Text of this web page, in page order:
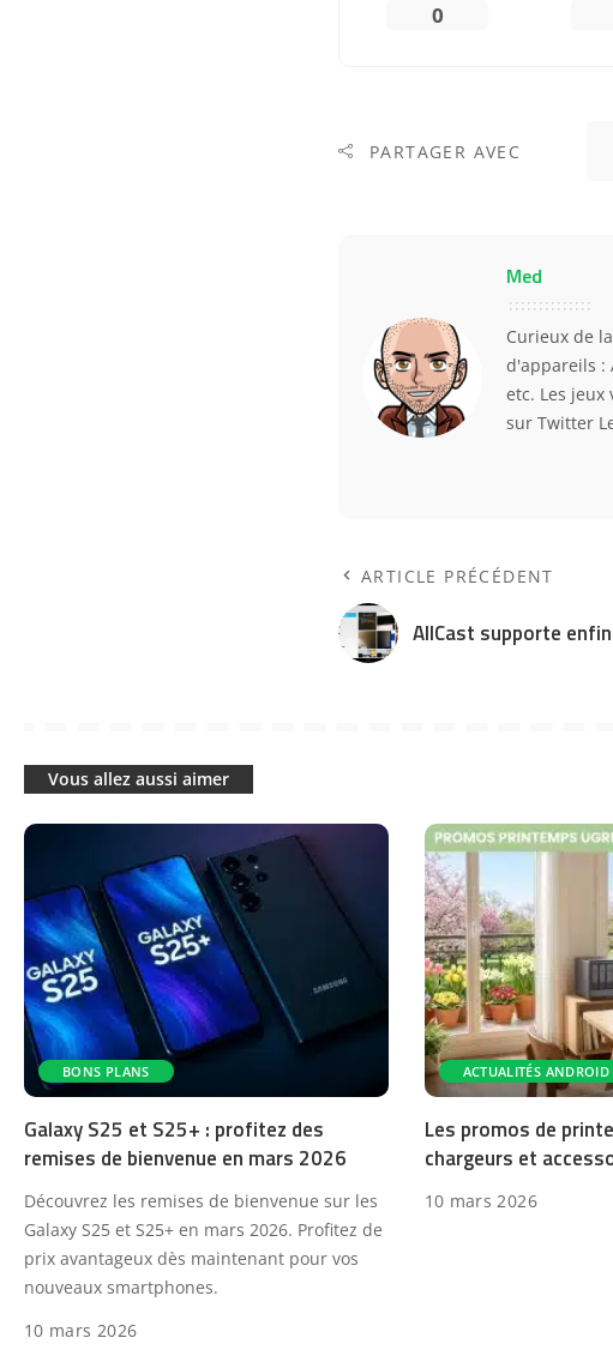
0
PARTAGER AVEC
Med
Curieux de
d'appareils :
etc. Les
sur Twitter
ARTICLE PRÉCÉDENT
AllCast supporte
Vous allez aussi aimer
BONS PLANS
Galaxy S25 et S25+ : profitez des
remises de bienvenue en mars 2026
Découvrez les remises de bienvenue sur les
Galaxy S25 et S25+ en mars 2026. Profitez de
prix avantageux dès maintenant pour vos
nouveaux smartphones.
10 mars 2026
ACTUALITÉS ANDROID
Les promos de
chargeurs et
10 mars 2026